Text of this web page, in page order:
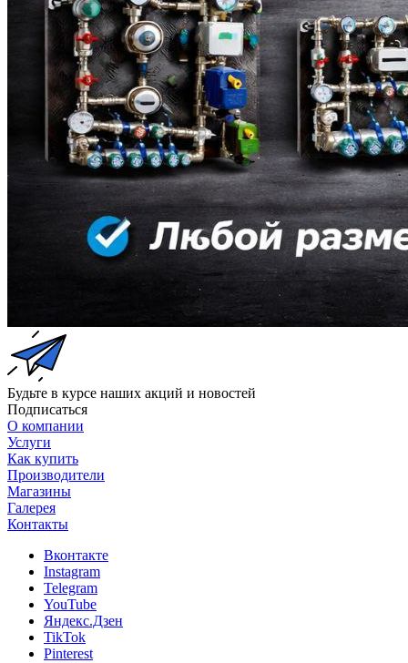
Будьте в курсе наших акций и новостей
Подписаться
О компании
Услуги
Как купить
Производители
Магазины
Галерея
Контакты
Вконтакте
Instagram
Telegram
YouTube
Яндекс.Дзен
TikTok
Pinterest